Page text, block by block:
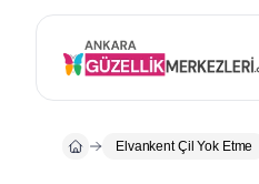
Elvankent Çil Yok Etme